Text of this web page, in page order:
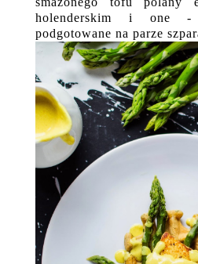
holenderskim i one -
podgotowane na parze